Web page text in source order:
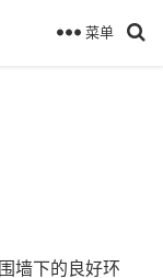
菜单
墙下的良好环